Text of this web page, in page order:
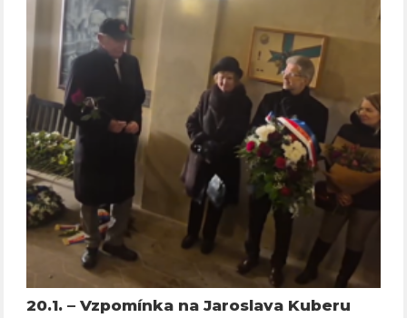
20.1. – Vzpomínka na Jaroslava Kuberu